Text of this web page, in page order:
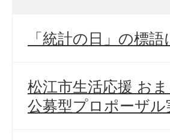
「統計の日」の標
松江市生活応援 お
公募型プロポーザル